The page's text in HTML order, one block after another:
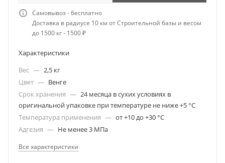
Самовывоз - бесплатно
Доставка в радиусе 10 км от Строительной базы и весом
до 1500 кг - 1500 ₽
Характеристики
Вес — 2,5 кг
Цвет — Венге
Срок хранения — 24 месяца в сухих условиях в
оригинальной упаковке при температуре не ниже +5 °С
Температура применения — от +10 до +30 °С
Адгезия — Не менее 3 МПа
Все характеристики